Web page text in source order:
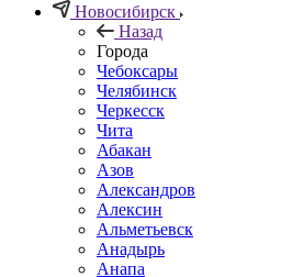
Новосибирск
Назад
Города
Чебоксары
Челябинск
Черкесск
Чита
Абакан
Азов
Александров
Алексин
Альметьевск
Анадырь
Анапа